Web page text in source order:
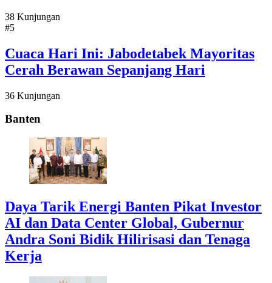
38 Kunjungan
#5
Cuaca Hari Ini: Jabodetabek Mayoritas
Cerah Berawan Sepanjang Hari
36 Kunjungan
Banten
Daya Tarik Energi Banten Pikat Investor
AI dan Data Center Global, Gubernur
Andra Soni Bidik Hilirisasi dan Tenaga
Kerja